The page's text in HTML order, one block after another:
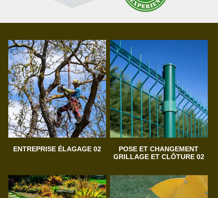
ENTREPRISE ÉLAGAGE 02
POSE ET CHANGEMENT
GRILLAGE ET CLÔTURE 02